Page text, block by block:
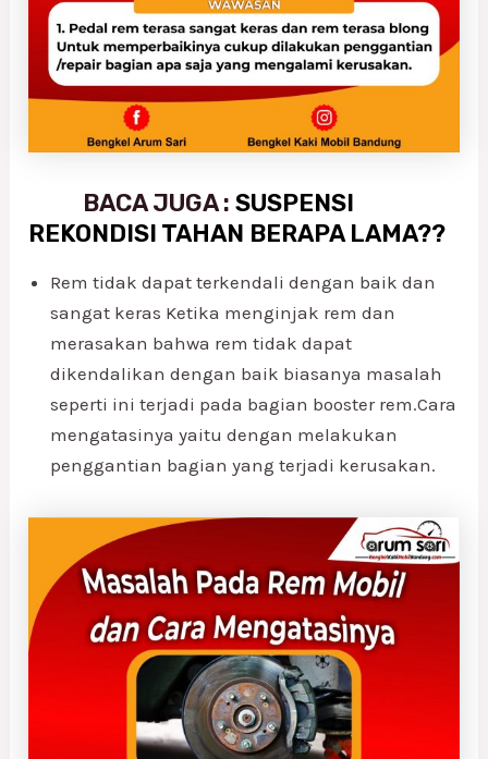
BACA JUGA :SUSPENSI
REKONDISI TAHAN BERAPA LAMA??
Rem tidak dapat terkendali dengan baik dan
sangat keras Ketika menginjak rem dan
merasakan bahwa rem tidak dapat
dikendalikan dengan baik biasanya masalah
seperti ini terjadi pada bagian booster rem.Cara
mengatasinya yaitu dengan melakukan
penggantian bagian yang terjadi kerusakan.